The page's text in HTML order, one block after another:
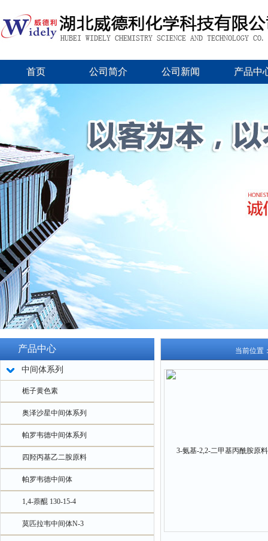
首页 公司简介 公司新闻 产品中
产品中心
中间体系列
栀子黄色素
奥泽沙星中间体系列
帕罗韦德中间体系列
四羟丙基乙二胺原料
帕罗韦德中间体
1,4-萘醌 130-15-4
莫匹拉韦中间体N-3
当前位置